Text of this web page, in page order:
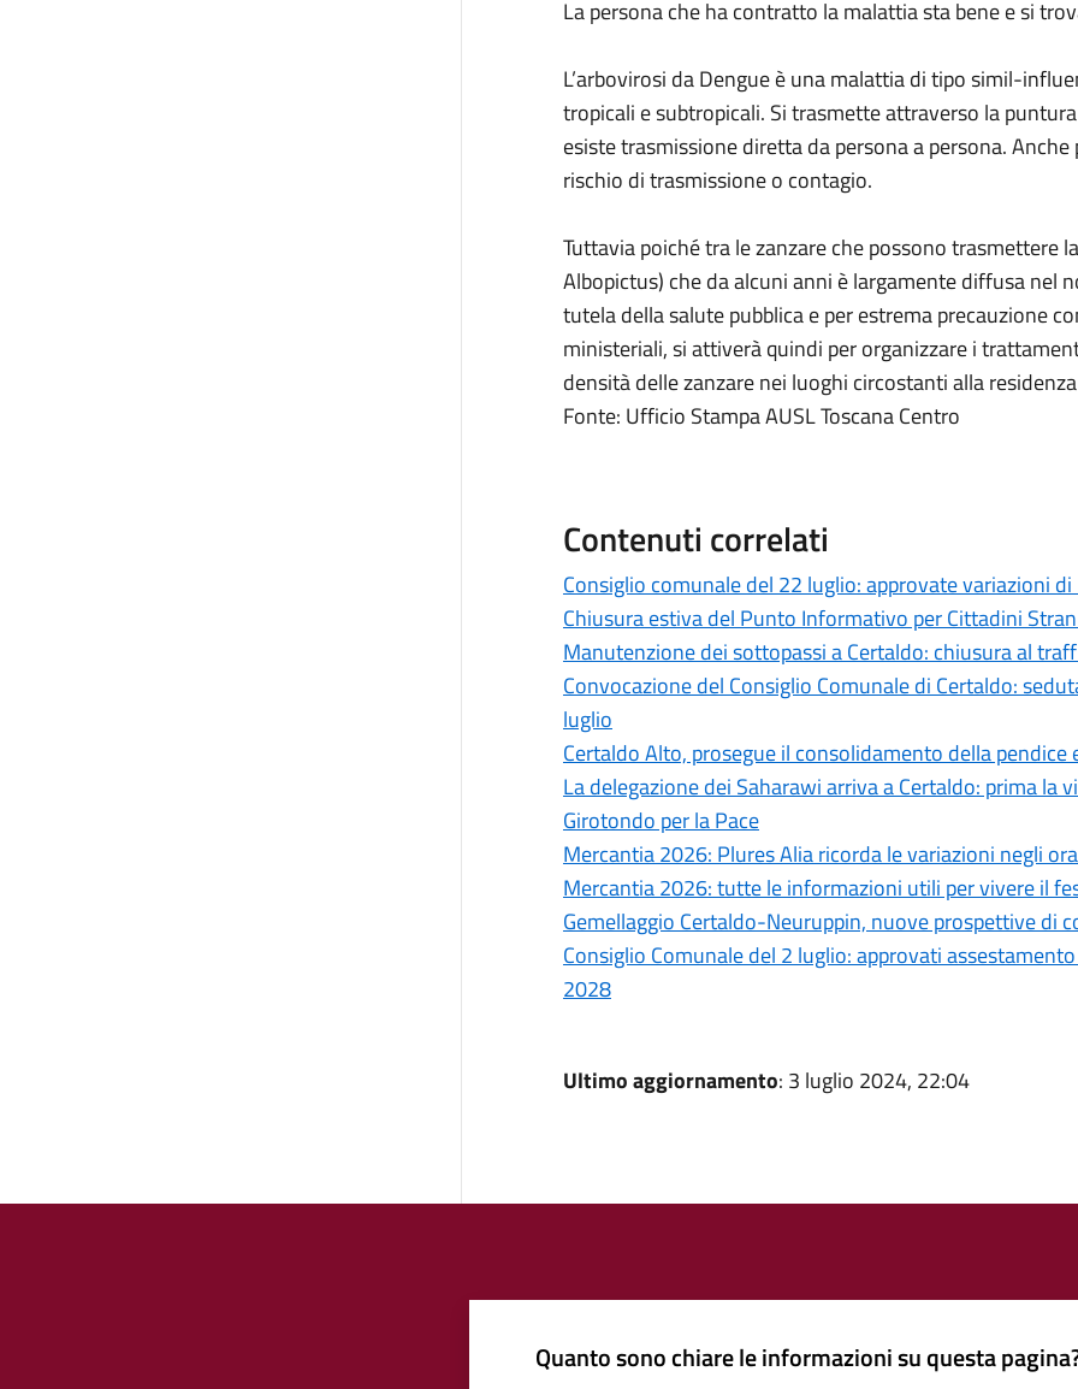
La persona che ha contratto la malattia sta bene e si
L’arbovirosi da Dengue è una malattia di tipo simil-
tropicali e subtropicali. Si trasmette attraverso la
esiste trasmissione diretta da persona a persona.
rischio di trasmissione o contagio.
Tuttavia poiché tra le zanzare che possono trasmettere
Albopictus) che da alcuni anni è largamente diffusa nel
tutela della salute pubblica e per estrema precauzione
ministeriali, si attiverà quindi per organizzare i
densità delle zanzare nei luoghi circostanti alla
Fonte: Ufficio Stampa AUSL Toscana Centro
Contenuti correlati
Consiglio comunale del 22 luglio: approvate variazioni
Chiusura estiva del Punto Informativo per Cittadini
Manutenzione dei sottopassi a Certaldo: chiusura al
Convocazione del Consiglio Comunale di Certaldo:
luglio
Certaldo Alto, prosegue il consolidamento della
La delegazione dei Saharawi arriva a Certaldo: prima la
Girotondo per la Pace
Mercantia 2026: Plures Alia ricorda le variazioni negli
Mercantia 2026: tutte le informazioni utili per vivere il
Gemellaggio Certaldo-Neuruppin, nuove prospettive di
Consiglio Comunale del 2 luglio: approvati
2028
Ultimo aggiornamento: 3 luglio 2024, 22:04
Quanto sono chiare le informazioni su questa